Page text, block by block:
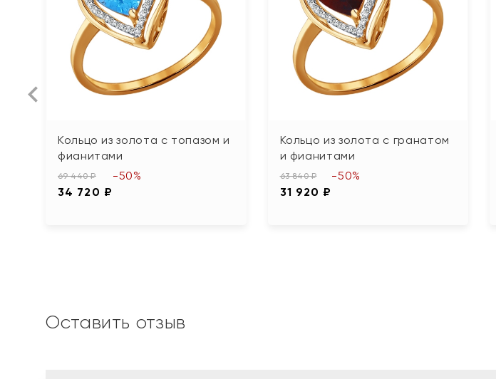
Кольцо из золота с топазом и
фианитами
69 440 ₽
34 720 ₽
-50%
Кольцо из золота с гранатом
и фианитами
63 840 ₽
31 920 ₽
-50%
Оставить отзыв